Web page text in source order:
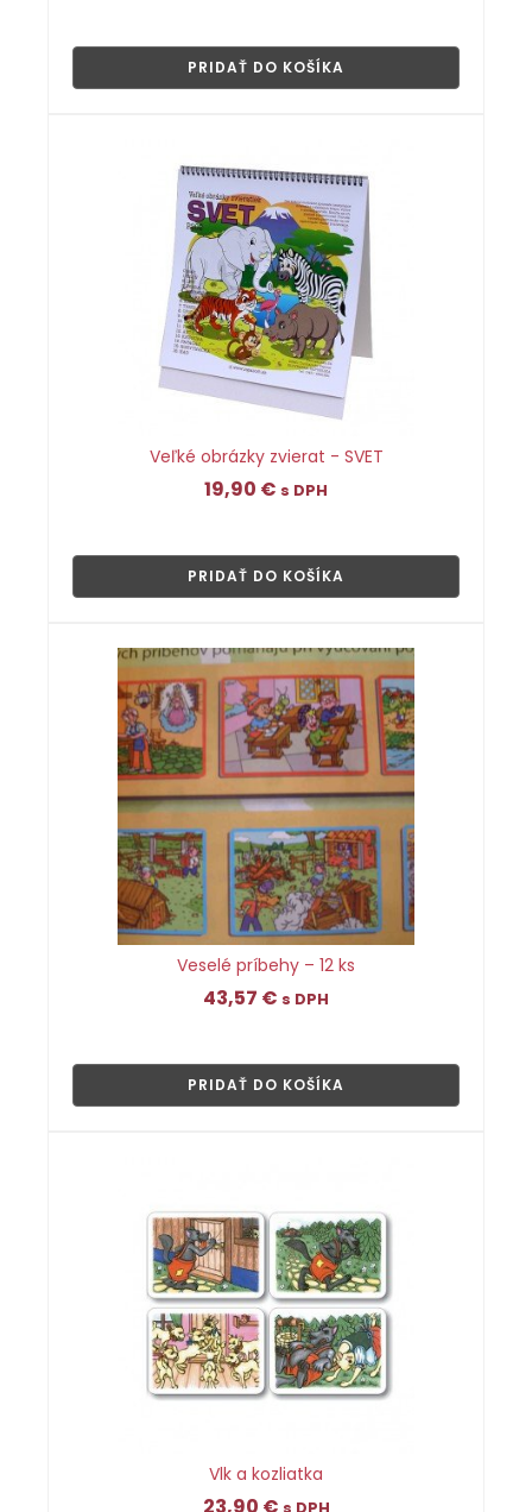
PRIDAŤ DO KOŠÍKA
Veľké obrázky zvierat - SVET
19,90 € s DPH
PRIDAŤ DO KOŠÍKA
Veselé príbehy – 12 ks
43,57 € s DPH
PRIDAŤ DO KOŠÍKA
Vlk a kozliatka
s DPH